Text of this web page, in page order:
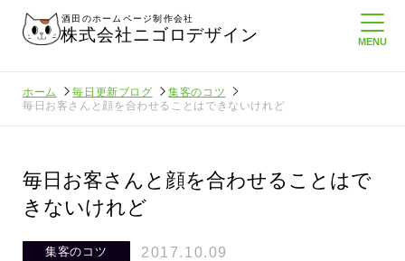
酒田のホームページ制作会社
株式会社ニゴロデザイン
ホーム 毎日更新ブログ
集客のコツ
毎日お客さんと顔を合わせることはできないけれど
毎日お客さんと顔を合わせることはで
きないけれど
集客のコツ 2017.10.09